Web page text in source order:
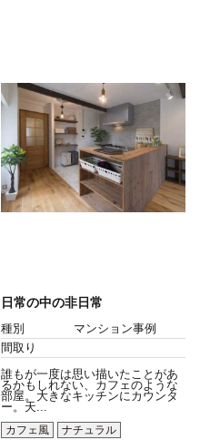
日常の中の非日常
種別
マンション事例
間取り
誰もが一度は思い描いたことがあ
るかもしれない、カフェのような
部屋。大きなキッチンにカウンタ
ー。天...
カフェ風
ナチュラル